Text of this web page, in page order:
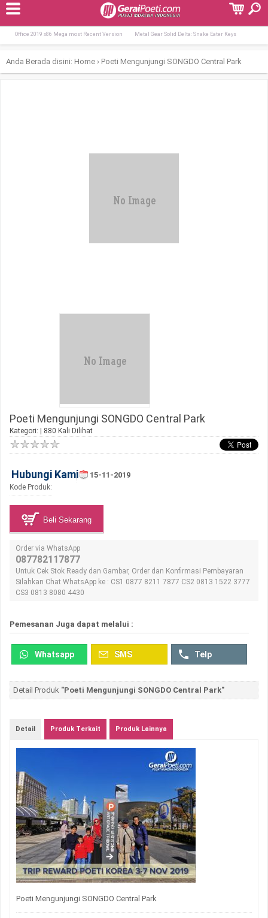
Terpopuler:
Office 2019 x86 Mega most Recent Version Metal Gear Solid Delta: Snake Eater Keys
Anda Berada disini: Home › Poeti Mengunjungi SONGDO Central Park
Poeti Mengunjungi SONGDO Central Park
Kategori: | 880 Kali Dilihat
Hubungi Kami
Kode Produk:
15-11-2019
Beli Sekarang
Order via WhatsApp
087782117877
Untuk Cek Stok Ready dan Gambar, Order dan Konfirmasi Pembayaran
Silahkan Chat WhatsApp ke : CS1 0877 8211 7877 CS2 0813 1522 3777
CS3 0813 8080 4430
Pemesanan Juga dapat melalui :
Whatsapp SMS Telp
Detail Produk "Poeti Mengunjungi SONGDO Central Park"
Detail Produk Terkait Produk Lainnya
Poeti Mengunjungi SONGDO Central Park